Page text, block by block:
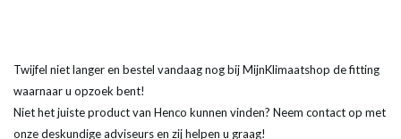
Twijfel niet langer en bestel vandaag nog bij MijnKlimaatshop de fitting
waarnaar u opzoek bent!
Niet het juiste product van Henco kunnen vinden? Neem contact op met
onze deskundige adviseurs en zij helpen u graag!